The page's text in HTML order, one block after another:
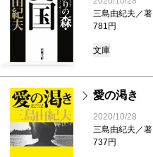
三島由紀夫／著
781円
文庫
愛の渇き
2020/10/28
三島由紀夫／著
737円